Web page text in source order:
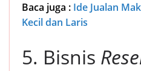
Baca juga : Ide Jualan
Kecil dan Laris
5. Bisnis